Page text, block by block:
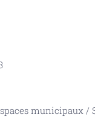
municipaux /